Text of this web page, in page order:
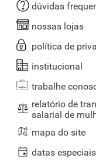
dúvidas
nossas lojas
política de
institucional
trabalhe
relatório de
salarial de
mapa do site
datas especiais